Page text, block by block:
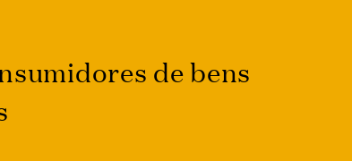
de bens